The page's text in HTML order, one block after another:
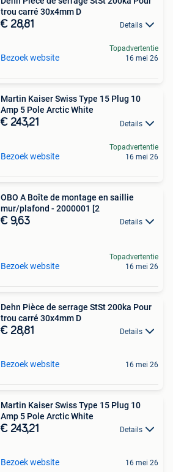
trou carré 30x4mm D
€ 28,81 Details
Bezoek website
Topadvertentie
16 mei 26
Martin Kaiser Swiss Type 15 Plug 10
Amp 5 Pole Arctic White
€ 243,21 Details
Bezoek website
Topadvertentie
16 mei 26
OBO A Boîte de montage en saillie
mur/plafond - 2000001 [2
€ 9,63 Details
Bezoek website
Topadvertentie
16 mei 26
Dehn Pièce de serrage StSt 200ka Pour
trou carré 30x4mm D
€ 28,81 Details
Bezoek website 16 mei 26
Martin Kaiser Swiss Type 15 Plug 10
Amp 5 Pole Arctic White
€ 243,21 Details
Bezoek website 16 mei 26